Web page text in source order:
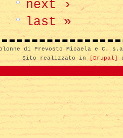
next ›
last »
di Prevosto Micaela e C.
Sito realizzato in
[Drupal]